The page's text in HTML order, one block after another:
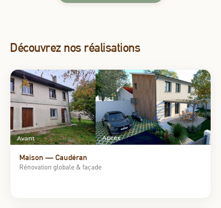
Découvrez nos réalisations
Maison — Caudéran
Rénovation globale & façade